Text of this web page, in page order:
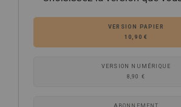
VERSION PAPIER
10,90 €
VERSION NUMÉRIQUE
8,90 €
ABONNEMENT